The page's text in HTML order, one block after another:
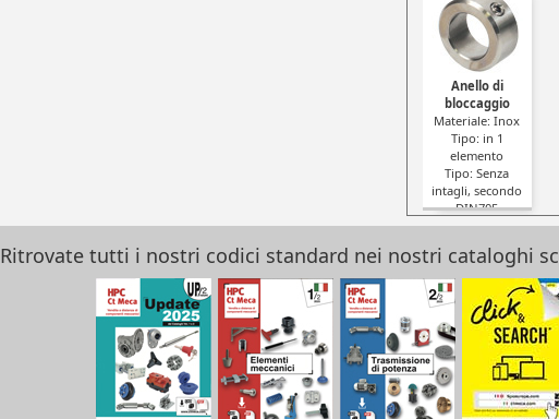
Anello di
bloccaggio
Materiale: Inox
Tipo: in 1
elemento
Tipo: Senza
intagli, secondo
DIN705
Ritrovate tutti i nostri codici standard nei nostri cataloghi